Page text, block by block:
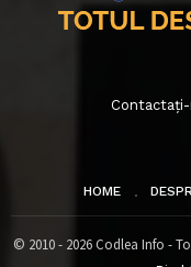
HOME
© 2010 - 2026 Codlea Info -